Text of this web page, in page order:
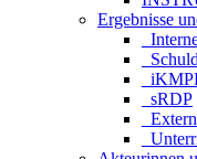
Ergebnisse
_sRDP